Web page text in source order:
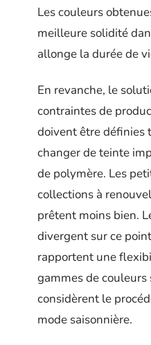
Les couleurs
meilleure solidité
allonge la durée de
En revanche, le
contraintes de
doivent être définies
changer de teinte
de polymère. Les
collections à
prêtent moins bien.
divergent sur ce
rapportent une
gammes de couleurs
considèrent le
mode saisonnière.